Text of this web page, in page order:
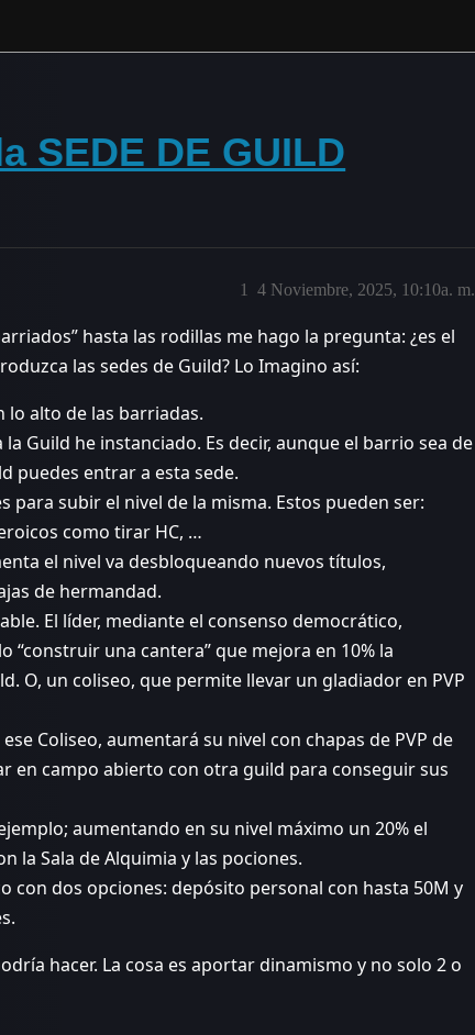
SEDE DE GUILD
4 Noviembre, 2025, 10:10a. m.
1
hasta las rodillas me hago la pregunta: ¿es el
las sedes de Guild? Lo Imagino así:
alto de las barriadas.
Guild he instanciado. Es decir, aunque el barrio sea de
puedes entrar a esta sede.
para subir el nivel de la misma. Estos pueden ser:
como tirar HC, …
el nivel va desbloqueando nuevos títulos,
de hermandad.
El líder, mediante el consenso democrático,
una cantera” que mejora en 10% la
O, un coliseo, que permite llevar un gladiador en PVP
Coliseo, aumentará su nivel con chapas de PVP de
en campo abierto con otra guild para conseguir sus
aumentando en su nivel máximo un 20% el
la Sala de Alquimia y las pociones.
con dos opciones: depósito personal con hasta 50M y
hacer. La cosa es aportar dinamismo y no solo 2 o